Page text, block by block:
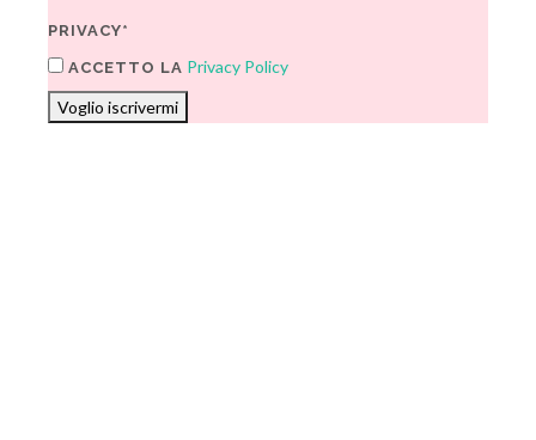
PRIVACY*
ACCETTO LA Privacy Policy
Voglio iscrivermi